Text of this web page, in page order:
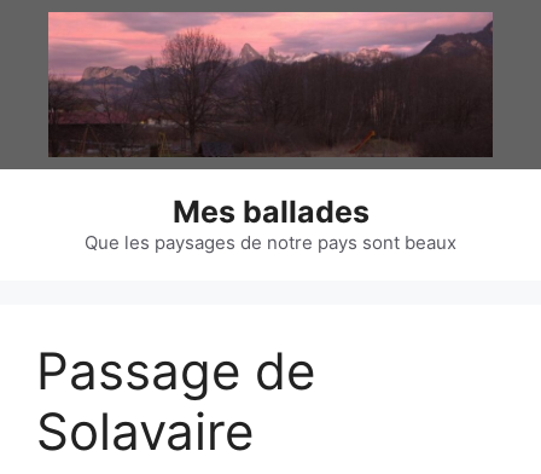
contenu
Mes ballades
Que les paysages de notre pays sont beaux
Passage de
Solavaire